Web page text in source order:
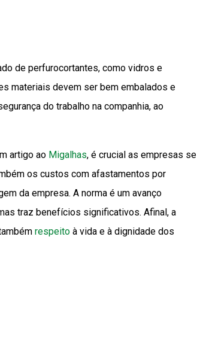
de perfurocortantes, como vidros e
materiais devem ser bem embalados e
do trabalho na companhia, ao
artigo ao Migalhas, é crucial as empresas se
os custos com afastamentos por
da empresa. A norma é um avanço
traz benefícios significativos. Afinal, a
respeito à vida e à dignidade dos